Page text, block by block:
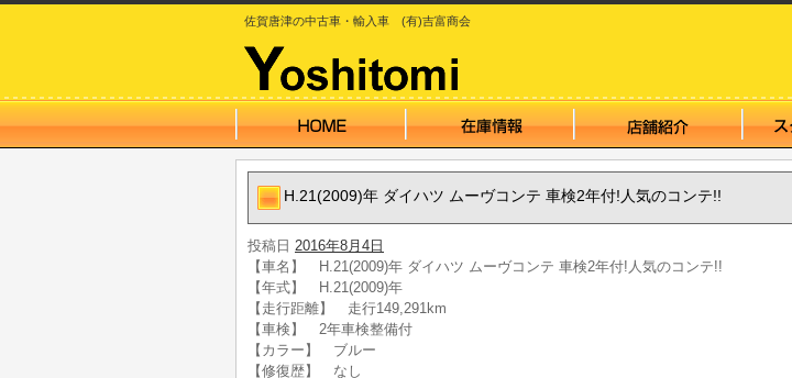
佐賀唐津の中古車・輸入車 (有)吉富商会
H.21(2009)年 ダイハツ ムーヴコンテ 車検2年付!人気のコンテ!!
投稿日 2016年8月4日
【車名】 H.21(2009)年 ダイハツ ムーヴコンテ 車検2年付!人気のコンテ!!
【年式】 H.21(2009)年
【走行距離】 走行149,291km
【車検】 2年車検整備付
【カラー】 ブルー
【修復歴】 なし